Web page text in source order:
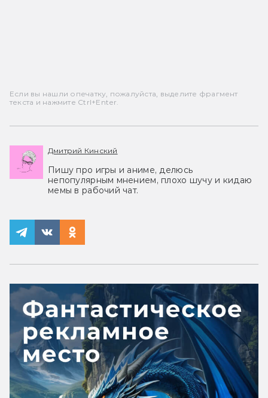
Если вы нашли опечатку, пожалуйста, выделите фрагмент
текста и нажмите Ctrl+Enter.
Дмитрий Кинский
Пишу про игры и аниме, делюсь
непопулярным мнением, плохо шучу и кидаю
мемы в рабочий чат.